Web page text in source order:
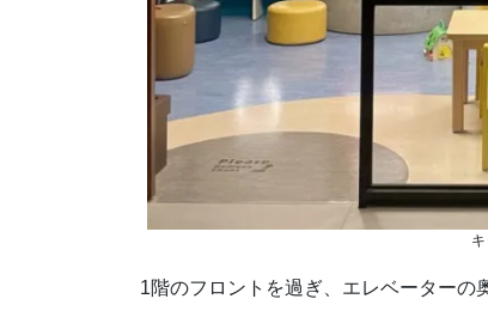
1階のフロントを過ぎ、エレベーターの